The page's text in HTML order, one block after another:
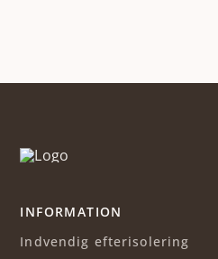
INFORMATION
Indvendig efterisolering